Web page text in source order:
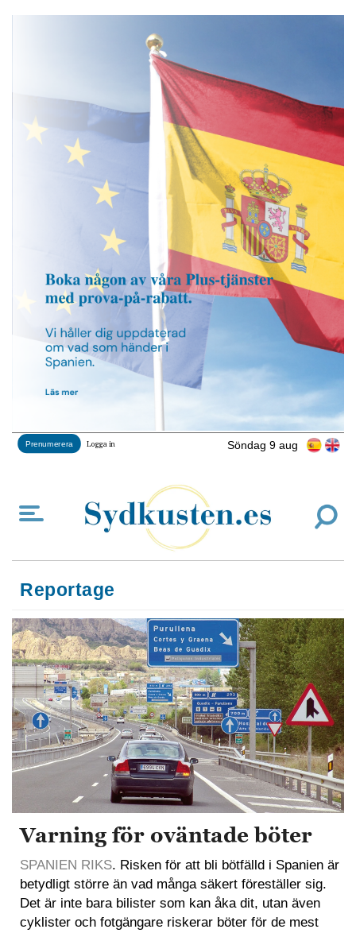
Söndag 9 aug
Prenumerera Logga in
Reportage
Varning för oväntade böter
SPANIEN RIKS. Risken för att bli bötfälld i Spanien är
betydligt större än vad många säkert föreställer sig.
Det är inte bara bilister som kan åka dit, utan även
cyklister och fotgängare riskerar böter för de mest